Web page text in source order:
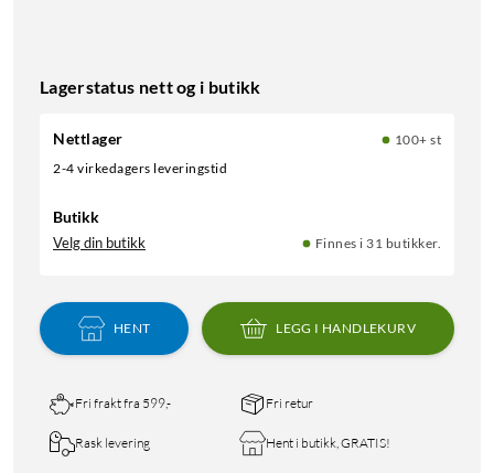
Lagerstatus nett og i butikk
Nettlager
100+ st
2-4 virkedagers leveringstid
Butikk
Velg din butikk Finnes i 31 butikker.
HENT LEGG I HANDLEKURV
Fri frakt fra 599,- Fri retur
Rask levering Hent i butikk, GRATIS!